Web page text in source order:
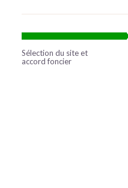
Sélection du site et
accord foncier